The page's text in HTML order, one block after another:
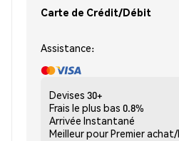
Carte de Crédit/Débit
Assistance:
Devises 30+
Frais le plus bas 0.8%
Arrivée Instantané
Meilleur pourPremier